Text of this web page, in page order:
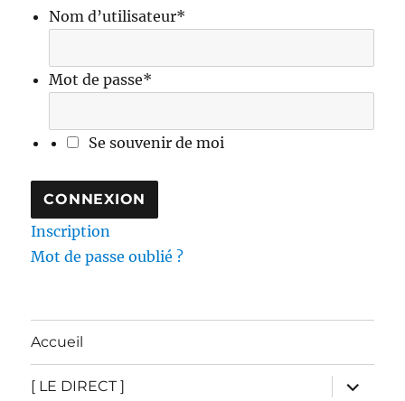
Nom d’utilisateur*
Mot de passe*
Se souvenir de moi
Inscription
Mot de passe oublié ?
Accueil
[ LE DIRECT ]
ouvrir
le